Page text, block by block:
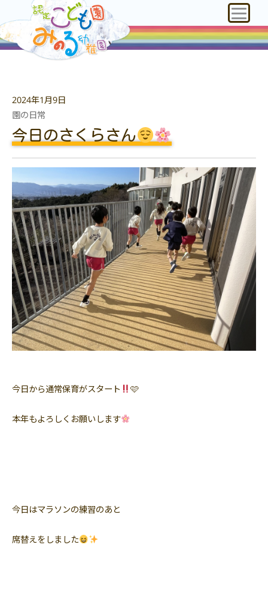
2024年1月9日
園の日常
今日のさくらさん
今日から通常保育がスタート 🩷
本年もよろしくお願いします
今日はマラソンの練習のあと
席替えをしました